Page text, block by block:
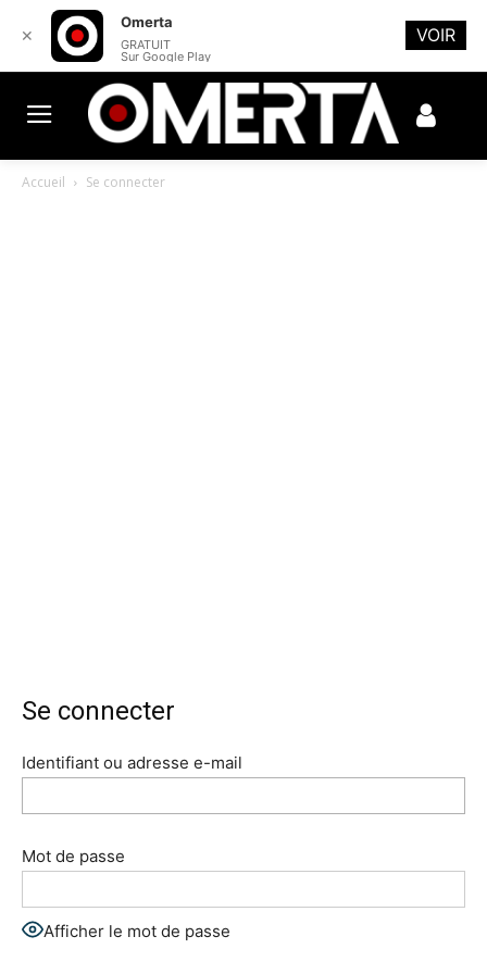
Accueil Se connecter
Se connecter
Identifiant ou adresse e-mail
Mot de passe
Afficher le mot de passe
✕
Omerta
GRATUIT
Sur Google Play
VOIR